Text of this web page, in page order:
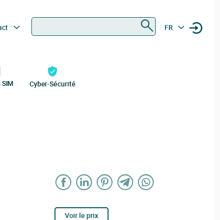
FR
Cyber-Sécurité
Voir le prix